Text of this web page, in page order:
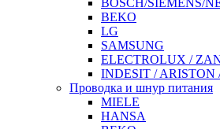
BOSCH/SIEMENS/
BEKO
LG
SAMSUNG
ELECTROLUX /
INDESIT / ARISTON
Проводка и шнур питания
MIELE
HANSA